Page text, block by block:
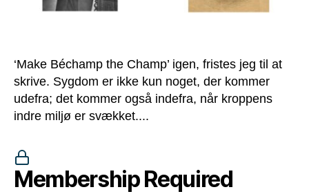
‘Make Béchamp the Champ’ igen, fristes jeg til at
skrive. Sygdom er ikke kun noget, der kommer
udefra; det kommer også indefra, når kroppens
indre miljø er svækket....
Membership Required